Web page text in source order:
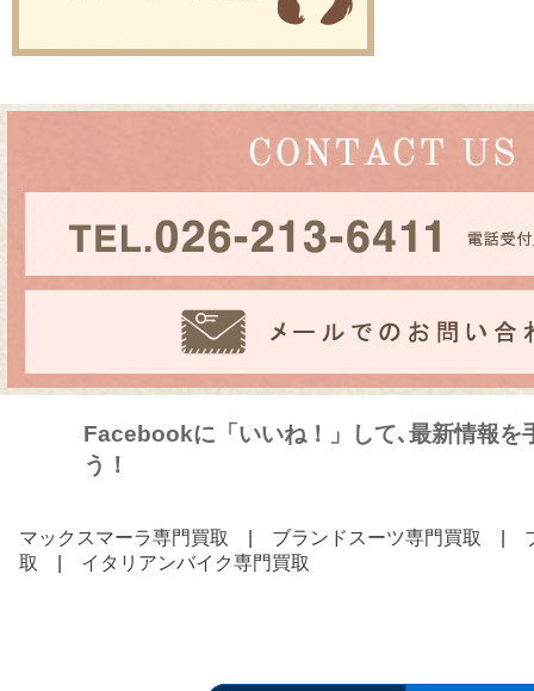
Facebookに「いいね！」して､最新情報を
う！
マックスマーラ専門買取 ブランドスーツ専門買取
取
イタリアンバイク専門買取